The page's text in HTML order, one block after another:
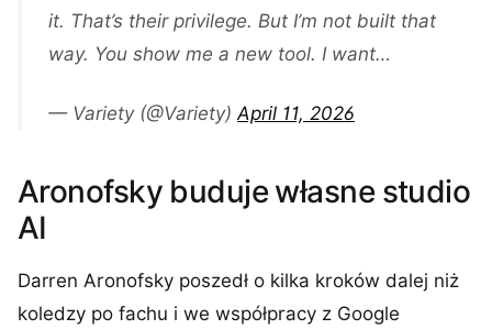
it. That’s their privilege. But I’m not built that
way. You show me a new tool. I want…
— Variety (@Variety)April 11, 2026
Aronofsky buduje własne studio
AI
Darren Aronofsky poszedł o kilka kroków dalej niż
koledzy po fachu i we współpracy z Google